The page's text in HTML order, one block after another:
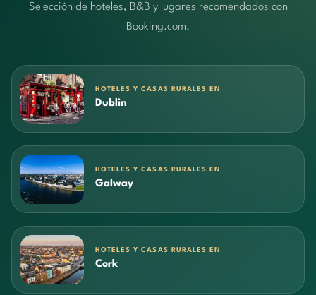
Selección de hoteles, B&B y lugares recomendados con
Booking.com.
HOTELES Y CASAS RURALES EN
Dublin
HOTELES Y CASAS RURALES EN
Galway
HOTELES Y CASAS RURALES EN
Cork